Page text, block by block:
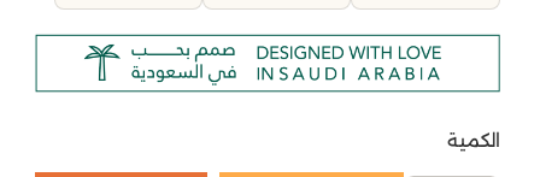
الكمية